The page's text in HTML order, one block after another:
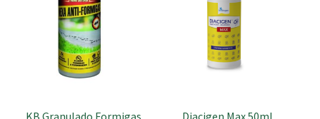
KB Granulado Formigas
Diacigen Max 50ml